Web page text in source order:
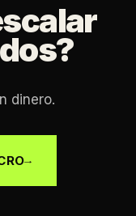
dinero.